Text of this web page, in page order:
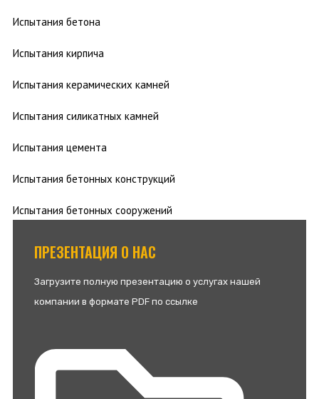
Испытания бетона
Испытания кирпича
Испытания керамических камней
Испытания силикатных камней
Испытания цемента
Испытания бетонных конструкций
Испытания бетонных сооружений
ПРЕЗЕНТАЦИЯ О НАС
Загрузите полную презентацию о услугах нашей
компании в формате PDF по ссылке